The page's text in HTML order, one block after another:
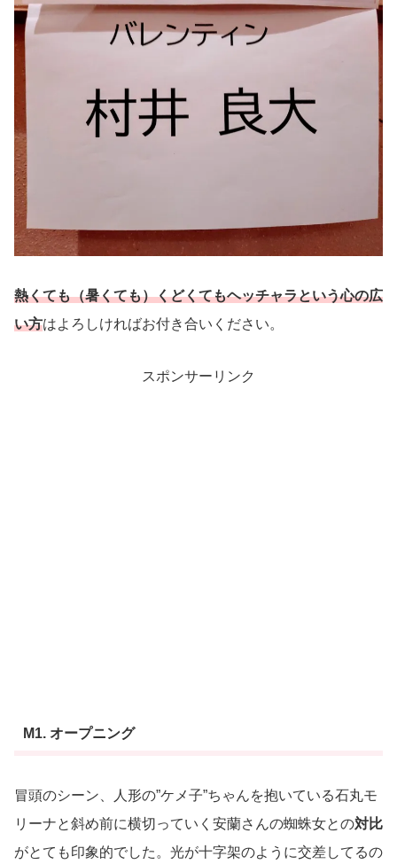
熱くても（暑くても）くどくてもヘッチャラという心の広
い方はよろしければお付き合いください。
スポンサーリンク
M1. オープニング
冒頭のシーン、人形の”ケメ子”ちゃんを抱いている石丸モ
リーナと斜め前に横切っていく安蘭さんの蜘蛛女との対比
がとても印象的でした。光が十字架のように交差してるの